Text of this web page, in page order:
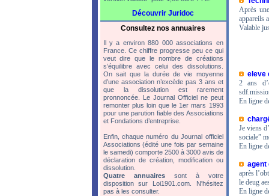
Découvrir Juridoc
Consultez nos annuaires
Il y a environ 880 000 associations en
France. Ce chiffre progresse peu ce qui
veut dire que le nombre de créations
s’équilibre avec celui des dissolutions.
On sait que la durée de vie moyenne
d’une association n’excède pas 3 ans et
que la dissolution est rarement
pronnoncée. Le Journal Officiel ne peut
remonter plus loin que le 1er mars 1993
pour une parution fiable des Associations
et Fondations d’entreprise.
Enfin, chaque numéro du Journal officiel
Associations (édité une fois par semaine
le samedi) comporte 2500 à 3000 avis de
déclaration de création, modification ou
dissolution.
Quatre annuairessont à votre
disposition sur Loi1901.com. N'hésitez
pas à les consulter.
Après
appareils
Valable
eleve
2 ans
En ligne
Je viens
sociale”
En ligne
agent
après
le deug
En ligne